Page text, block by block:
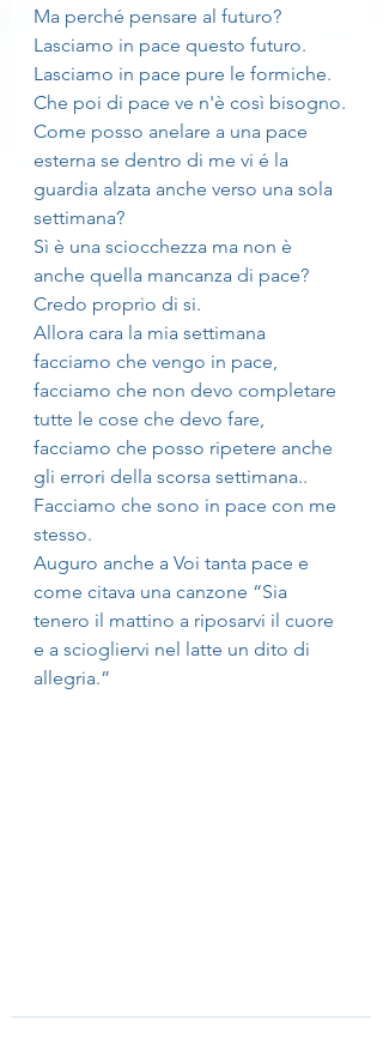
Ma perché pensare al futuro?
Lasciamo in pace questo futuro.
Lasciamo in pace pure le formiche.
Che poi di pace ve n'è così bisogno.
Come posso anelare a una pace
esterna se dentro di me vi é la
guardia alzata anche verso una sola
settimana?
Sì è una sciocchezza ma non è
anche quella mancanza di pace?
Credo proprio di si.
Allora cara la mia settimana
facciamo che vengo in pace,
facciamo che non devo completare
tutte le cose che devo fare,
facciamo che posso ripetere anche
gli errori della scorsa settimana..
Facciamo che sono in pace con me
stesso.
Auguro anche a Voi tanta pace e
come citava una canzone “Sia
tenero il mattino a riposarvi il cuore
e a sciogliervi nel latte un dito di
allegria.”